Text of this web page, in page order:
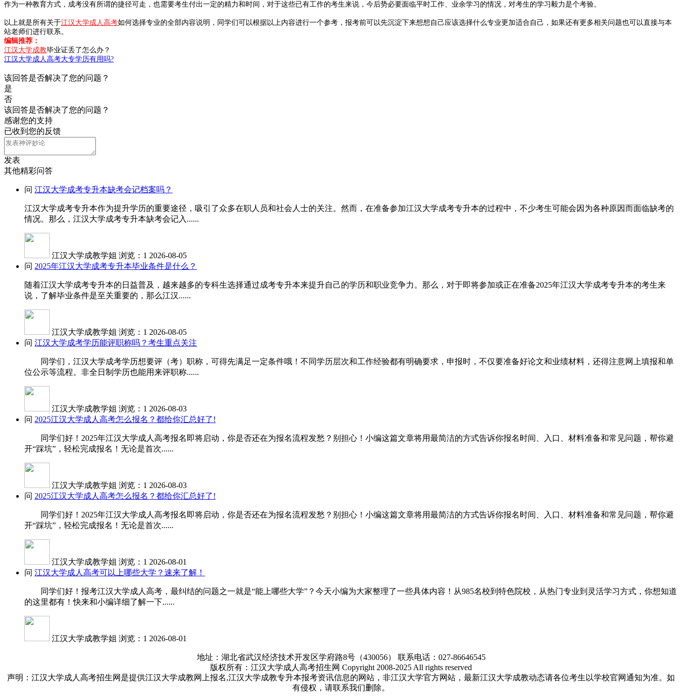
作为一种教育方式，成考没有所谓的捷径可走，也需要考生付出一定的精力和时间，对于这些已有工作的考生来说，今后势必要面临平时工作、业余学习的情况，对考生的学习毅力是个考验。
以上就是所有关于江汉大学成人高考如何选择专业的全部内容说明，同学们可以根据以上内容进行一个参考，报考前可以先沉淀下来想想自己应该选择什么专业更加适合自己，如果还有更多相关问题也可以直接与本
站老师们进行联系。
编辑推荐：
江汉大学成教毕业证丢了怎么办？
江汉大学成人高考大专学历有用吗?
该回答是否解决了您的问题？
是
否
该回答是否解决了您的问题？
感谢您的支持
已收到您的反馈
发表
其他精彩问答
问 江汉大学成考专升本缺考会记档案吗？
江汉大学成考专升本作为提升学历的重要途径，吸引了众多在职人员和社会人士的关注。然而，在准备参加江汉大学成考专升本的过程中，不少考生可能会因为各种原因而面临缺考的
情况。那么，江汉大学成考专升本缺考会记入......
江汉大学成教学姐 浏览：1 2026-08-05
问 2025年江汉大学成考专升本毕业条件是什么？
随着江汉大学成考专升本的日益普及，越来越多的专科生选择通过成考专升本来提升自己的学历和职业竞争力。那么，对于即将参加或正在准备2025年江汉大学成考专升本的考生来
说，了解毕业条件是至关重要的，那么江汉......
江汉大学成教学姐 浏览：1 2026-08-05
问 江汉大学成考学历能评职称吗？考生重点关注
同学们，江汉大学成考学历想要评（考）职称，可得先满足一定条件哦！不同学历层次和工作经验都有明确要求，申报时，不仅要准备好论文和业绩材料，还得注意网上填报和单
位公示等流程。非全日制学历也能用来评职称......
江汉大学成教学姐 浏览：1 2026-08-03
问 2025江汉大学成人高考怎么报名？都给你汇总好了!
同学们好！2025年江汉大学成人高考报名即将启动，你是否还在为报名流程发愁？别担心！小编这篇文章将用最简洁的方式告诉你报名时间、入口、材料准备和常见问题，帮你避
开“踩坑”，轻松完成报名！无论是首次......
江汉大学成教学姐 浏览：1 2026-08-03
问 2025江汉大学成人高考怎么报名？都给你汇总好了!
同学们好！2025年江汉大学成人高考报名即将启动，你是否还在为报名流程发愁？别担心！小编这篇文章将用最简洁的方式告诉你报名时间、入口、材料准备和常见问题，帮你避
开“踩坑”，轻松完成报名！无论是首次......
江汉大学成教学姐 浏览：1 2026-08-01
问 江汉大学成人高考可以上哪些大学？速来了解！
同学们好！报考江汉大学成人高考，最纠结的问题之一就是“能上哪些大学”？今天小编为大家整理了一些具体内容！从985名校到特色院校，从热门专业到灵活学习方式，你想知道
的这里都有！快来和小编详细了解一下......
江汉大学成教学姐 浏览：1 2026-08-01
地址：湖北省武汉经济技术开发区学府路8号（430056） 联系电话：027-86646545
版权所有：江汉大学成人高考招生网 Copyright 2008-2025 All rights reserved
声明：江汉大学成人高考招生网是提供江汉大学成教网上报名,江汉大学成教专升本报考资讯信息的网站，非江汉大学官方网站，最新江汉大学成教动态请各位考生以学校官网通知为准。如
有侵权，请联系我们删除。